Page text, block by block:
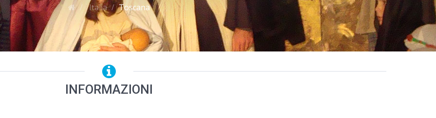
Italia Toscana
INFORMAZIONI